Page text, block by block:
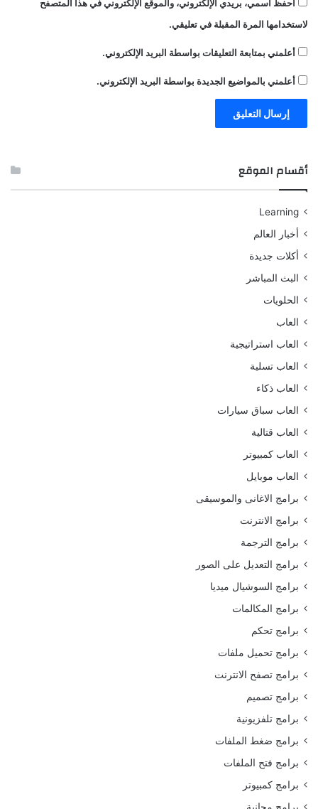
احفظ اسمي، بريدي الإلكتروني، والموقع الإلكتروني في هذا المتصفح
لاستخدامها المرة المقبلة في تعليقي.
أعلمني بمتابعة التعليقات بواسطة البريد الإلكتروني.
أعلمني بالمواضيع الجديدة بواسطة البريد الإلكتروني.
أقسام الموقع
Learning
أخبار العالم
أكلات جديدة
البث المباشر
الحلويات
العاب
العاب استراتيجية
العاب تسلية
العاب ذكاء
العاب سباق سيارات
العاب قتالية
العاب كمبيوتر
العاب موبايل
برامج الاغانى والموسيقى
برامج الانترنت
برامج الترجمة
برامج التعديل على الصور
برامج السوشيال ميديا
برامج المكالمات
برامج تحكم
برامج تحميل ملفات
برامج تصفح الانترنت
برامج تصميم
برامج تلفزيونية
برامج ضغط الملفات
برامج فتح الملفات
برامج كمبيوتر